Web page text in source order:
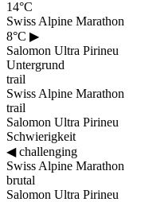
14°C
Swiss Alpine Marathon
8°C ▶
Salomon Ultra Pirineu
Untergrund
trail
Swiss Alpine Marathon
trail
Salomon Ultra Pirineu
Schwierigkeit
◀challenging
Swiss Alpine Marathon
brutal
Salomon Ultra Pirineu